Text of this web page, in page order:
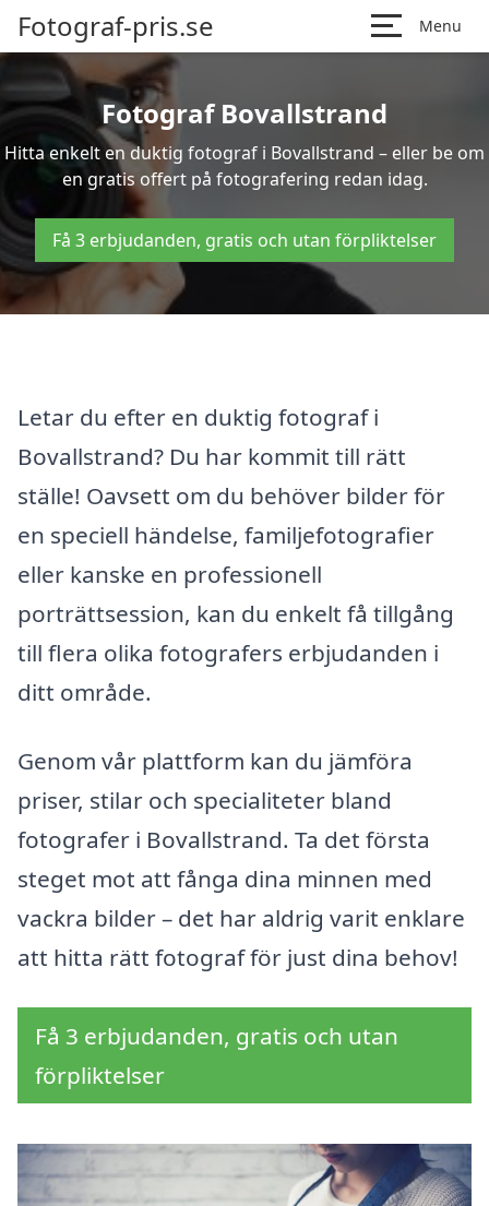
Fotograf-pris.se Menu
Fotograf Bovallstrand
Hitta enkelt en duktig fotograf i Bovallstrand – eller be om
en gratis offert på fotografering redan idag.
Få 3 erbjudanden, gratis och utan förpliktelser
Letar du efter en duktig fotograf i
Bovallstrand? Du har kommit till rätt
ställe! Oavsett om du behöver bilder för
en speciell händelse, familjefotografier
eller kanske en professionell
porträttsession, kan du enkelt få tillgång
till flera olika fotografers erbjudanden i
ditt område.
Genom vår plattform kan du jämföra
priser, stilar och specialiteter bland
fotografer i Bovallstrand. Ta det första
steget mot att fånga dina minnen med
vackra bilder – det har aldrig varit enklare
att hitta rätt fotograf för just dina behov!
Få 3 erbjudanden, gratis och utan
förpliktelser